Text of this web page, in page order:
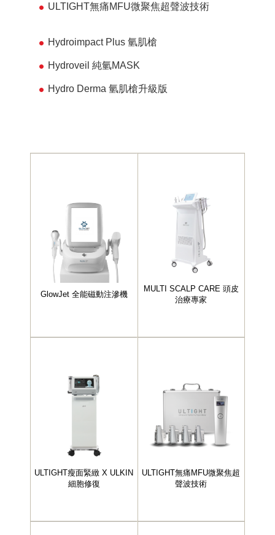
ULTIGHT無痛MFU微聚焦超聲波技術
Hydroimpact Plus 氫肌槍
Hydroveil 純氫MASK
Hydro Derma 氫肌槍升級版
GlowJet 全能磁動注滲機
MULTI SCALP CARE 頭皮
治療專家
ULTIGHT瘦面緊緻 X ULKIN
細胞修復
ULTIGHT無痛MFU微聚焦超
聲波技術